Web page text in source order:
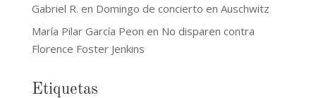
Gabriel R. en Domingo de concierto en Auschwitz
María Pilar García Peon en No disparen contra
Florence Foster Jenkins
Etiquetas